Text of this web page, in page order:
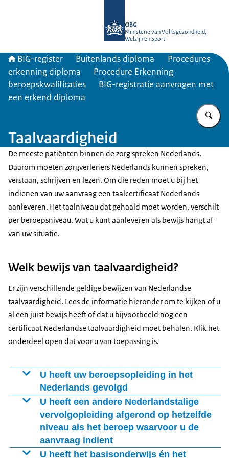
CIBG
Ministerie van Volksgezondheid,
Welzijn en Sport
BIG-register Buitenlands diploma
Procedures
erkenning diploma
Procedure Erkenning
beroepskwalificaties
BIG-registratie aanvragen met
een erkend diploma
Taalvaardigheid
De meeste patiënten binnen de zorg spreken Nederlands.
Daarom moeten zorgverleners Nederlands kunnen spreken,
verstaan, schrijven en lezen. Om die reden moet u bij het
indienen van uw aanvraag een taalcertificaat Nederlands
aanleveren. Het taalniveau dat gehaald moet worden, verschilt
per beroepsniveau. Wat u kunt aanleveren als bewijs hangt af
van uw situatie.
Welk bewijs van taalvaardigheid?
Er zijn verschillende geldige bewijzen van Nederlandse
taalvaardigheid. Lees de informatie hieronder om te kijken of u
al een juist bewijs heeft of dat u bijvoorbeeld nog een
certificaat Nederlandse taalvaardigheid moet behalen. Klik het
onderdeel open dat voor u van toepassing is.
U heeft uw beroepsopleiding in het
Nederlands gevolgd
Het diploma van uw beroepsopleiding is uw bewijs van
taalvaardigheid.
Opleiding fysiotherapie gevolgd?
Een aantal scholen in Nederland biedt de opleiding
U heeft een andere Nederlandstalige
vervolgopleiding afgerond op hetzelfde
niveau als het beroep waarvoor u de
aanvraag indient
Het diploma van deze opleiding is uw bewijs van
U heeft het basisonderwijs én het